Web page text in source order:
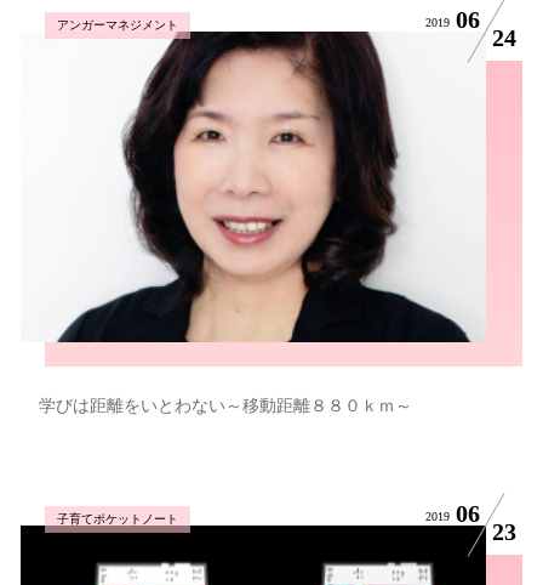
アンガーマネジメント 2019 06
24
学びは距離をいとわない～移動距離８８０ｋｍ～
子育てポケットノート 2019 06
23